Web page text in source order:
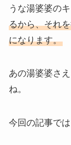
うな湯婆婆の
るから、それ
になります。
あの湯婆婆さ
ね。
今回の記事では